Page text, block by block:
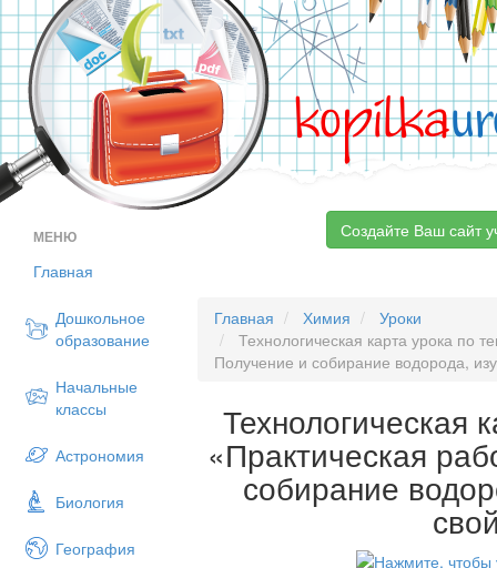
kopilka
МЕНЮ
Главная
Дошкольное
образование
Начальные
классы
Астрономия
Биология
География
Создайте Ваш сайт
Главная Химия
Уроки
Технологическая карта урока по
Получение и собирание водорода,
Технологическая
«Практическая
собирание